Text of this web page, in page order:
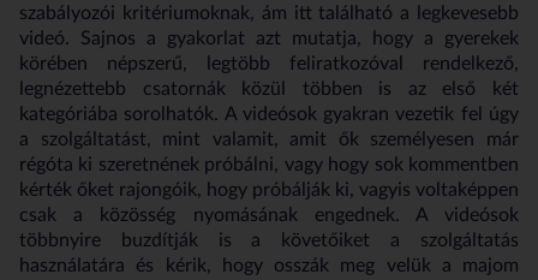
szabályozói kritériumoknak, ám itt található a legkevesebb
videó. Sajnos a gyakorlat azt mutatja, hogy a gyerekek
körében népszerű, legtöbb feliratkozóval rendelkező,
legnézettebb csatornák közül többen is az első két
kategóriába sorolhatók. A videósok gyakran vezetik fel úgy
a szolgáltatást, mint valamit, amit ők személyesen már
régóta ki szeretnének próbálni, vagy hogy sok kommentben
kérték őket rajongóik, hogy próbálják ki, vagyis voltaképpen
csak a közösség nyomásának engednek. A videósok
többnyire buzdítják is a követőiket a szolgáltatás
használatára és kérik, hogy osszák meg velük a majom